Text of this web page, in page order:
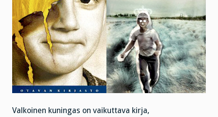
Valkoinen kuningas on vaikuttava kirja,